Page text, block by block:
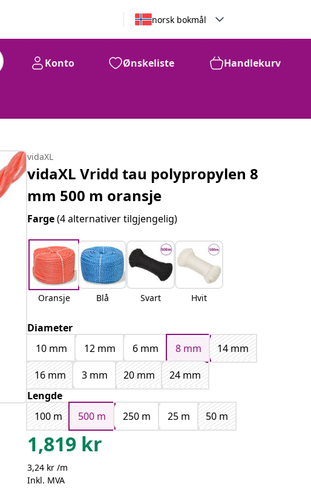
norsk bokmål
Konto Ønskeliste Handlekurv
vidaXL
vidaXL Vridd tau polypropylen 8
mm 500 m oransje
Farge(4 alternativer tilgjengelig)
Oransje Blå Svart Hvit
Diameter
10 mm
12 mm 6 mm 8 mm
14 mm
16 mm
3 mm 20 mm
24 mm
Lengde
100 m
500 m 250 m 25 m 50 m
1,819 kr
3,24 kr /m
Inkl. MVA